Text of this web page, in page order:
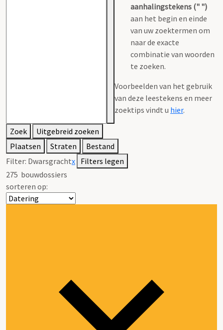
aanhalingstekens (" ")
aan het begin en einde
van uw zoektermen om
naar de exacte
combinatie van woorden
te zoeken.
Voorbeelden van het gebruik
van deze leestekens en meer
zoektips vindt u hier.
Zoek
Uitgebreid zoeken
Plaatsen
Straten
Bestand
Filter: Dwarsgrachtx Filters legen
275 bouwdossiers
sorteren op: